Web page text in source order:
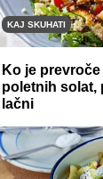
KAJ SKUHATI
Ko je
poletnih solat,
lačni